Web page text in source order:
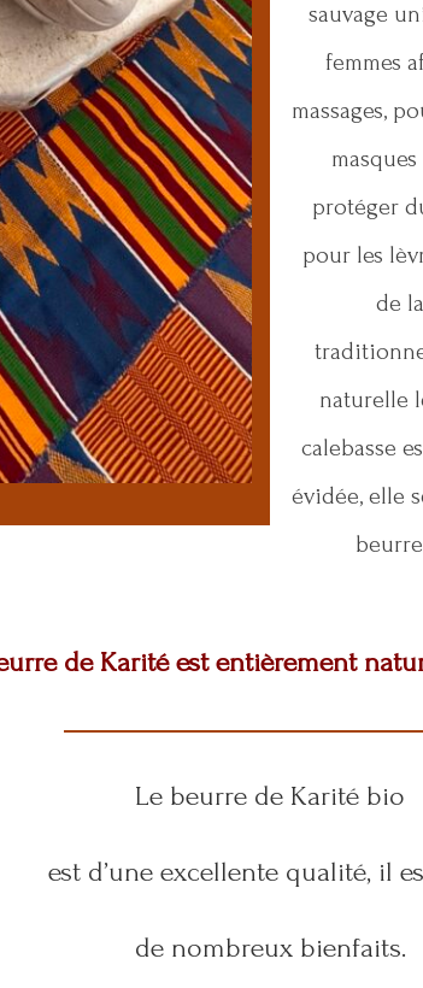
sauvage
femmes
massages,
protéger
pour les
de
naturelle
calebasse
évidée, elle
de Karité est entièrement
Le beurre de Karité bio
est d’une excellente qualité, il
de nombreux bienfaits.